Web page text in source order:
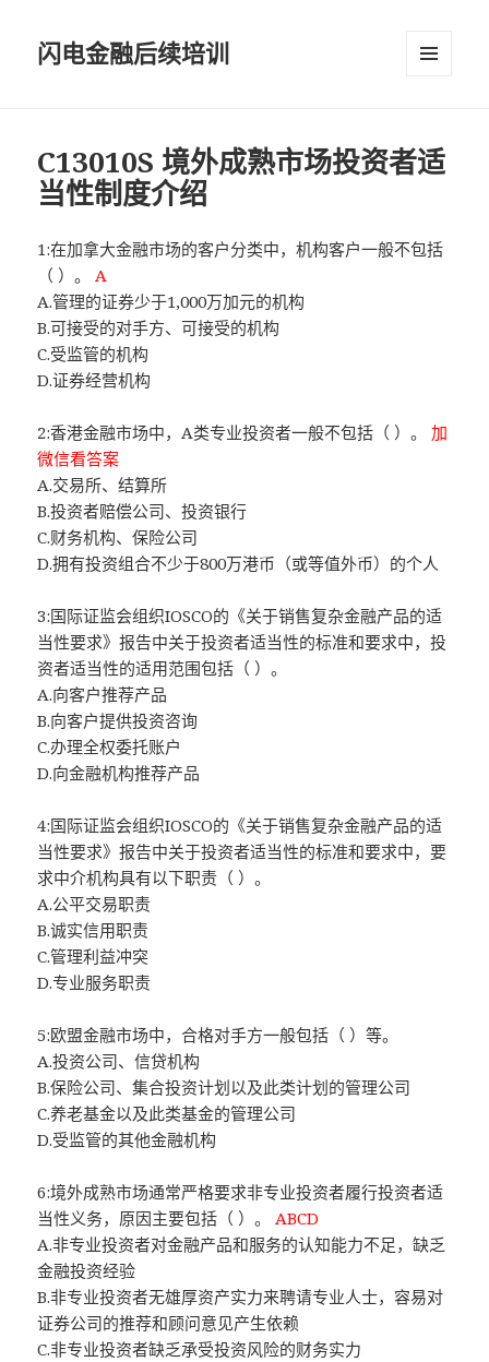
闪电金融后续培训
C13010S 境外成熟市场投资者适
当性制度介绍
1:在加拿大金融市场的客户分类中，机构客户一般不包括
（ ）。A
A.管理的证券少于1,000万加元的机构
B.可接受的对手方、可接受的机构
C.受监管的机构
D.证券经营机构
2:香港金融市场中，A类专业投资者一般不包括（ ）。加
微信看答案
A.交易所、结算所
B.投资者赔偿公司、投资银行
C.财务机构、保险公司
D.拥有投资组合不少于800万港币（或等值外币）的个人
3:国际证监会组织IOSCO的《关于销售复杂金融产品的适
当性要求》报告中关于投资者适当性的标准和要求中，投
资者适当性的适用范围包括（ ）。
A.向客户推荐产品
B.向客户提供投资咨询
C.办理全权委托账户
D.向金融机构推荐产品
4:国际证监会组织IOSCO的《关于销售复杂金融产品的适
当性要求》报告中关于投资者适当性的标准和要求中，要
求中介机构具有以下职责（ ）。
A.公平交易职责
B.诚实信用职责
C.管理利益冲突
D.专业服务职责
5:欧盟金融市场中，合格对手方一般包括（ ）等。
A.投资公司、信贷机构
B.保险公司、集合投资计划以及此类计划的管理公司
C.养老基金以及此类基金的管理公司
D.受监管的其他金融机构
6:境外成熟市场通常严格要求非专业投资者履行投资者适
当性义务，原因主要包括（ ）。ABCD
A.非专业投资者对金融产品和服务的认知能力不足，缺乏
金融投资经验
B.非专业投资者无雄厚资产实力来聘请专业人士，容易对
证券公司的推荐和顾问意见产生依赖
C.非专业投资者缺乏承受投资风险的财务实力